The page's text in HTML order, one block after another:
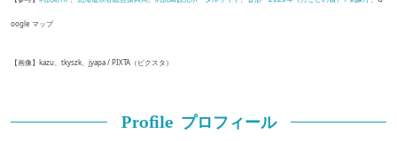
oogle マップ
【画像】kazu、tkyszk、jyapa / PIXTA（ピクスタ）
Profile プロフィール